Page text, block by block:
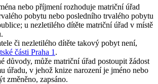
nebo příjmení rozhoduje matriční úřad
pobytu nebo posledního trvalého pobytu
u nezletilého dítěte matriční úřad v místě
či nezletilého dítěte takový pobyt není,
části Praha 1 .
důvody, může matriční úřad postoupit žádost
úřadu, v jehož knize narození je jméno nebo
změněno, zapsáno.